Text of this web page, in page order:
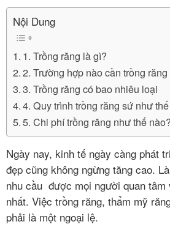
khoa
trẻ
Niềng
răng
Hàn
răng
Nhổ
răng
khôn
Tẩy
Nội Dung
1. Trồng răng là gì?
2. Trường hợp nào cần trồng
3. Trồng răng có bao nhiêu loại
4. Quy trình trồng răng sứ như
5. Chi phí trồng răng như thế nào?
Ngày nay, kinh tế ngày càng phát
đẹp cũng không ngừng tăng cao.
nhu cầu được mọi người quan tâm
nhất. Việc trồng răng, thẩm mỹ
phải là một ngoại lệ.